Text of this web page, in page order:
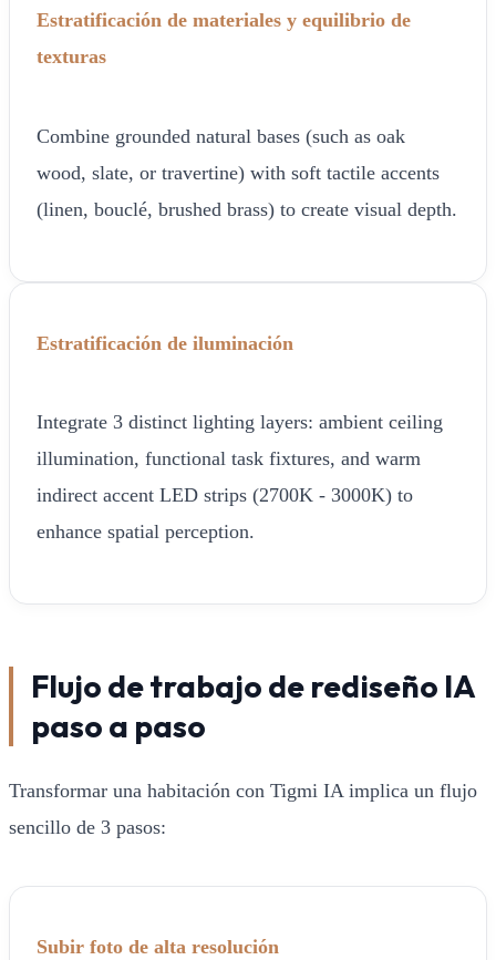
Estratificación de materiales y equilibrio de
texturas
Combine grounded natural bases (such as oak
wood, slate, or travertine) with soft tactile accents
(linen, bouclé, brushed brass) to create visual depth.
Estratificación de iluminación
Integrate 3 distinct lighting layers: ambient ceiling
illumination, functional task fixtures, and warm
indirect accent LED strips (2700K - 3000K) to
enhance spatial perception.
Flujo de trabajo de rediseño IA
paso a paso
Transformar una habitación con Tigmi IA implica un flujo
sencillo de 3 pasos:
Subir foto de alta resolución